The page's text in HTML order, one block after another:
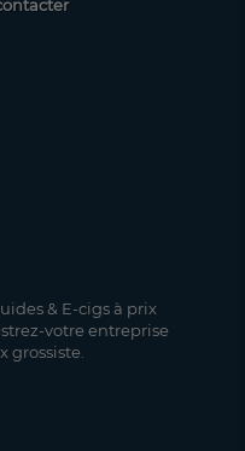
& E-cigs à prix
votre entreprise